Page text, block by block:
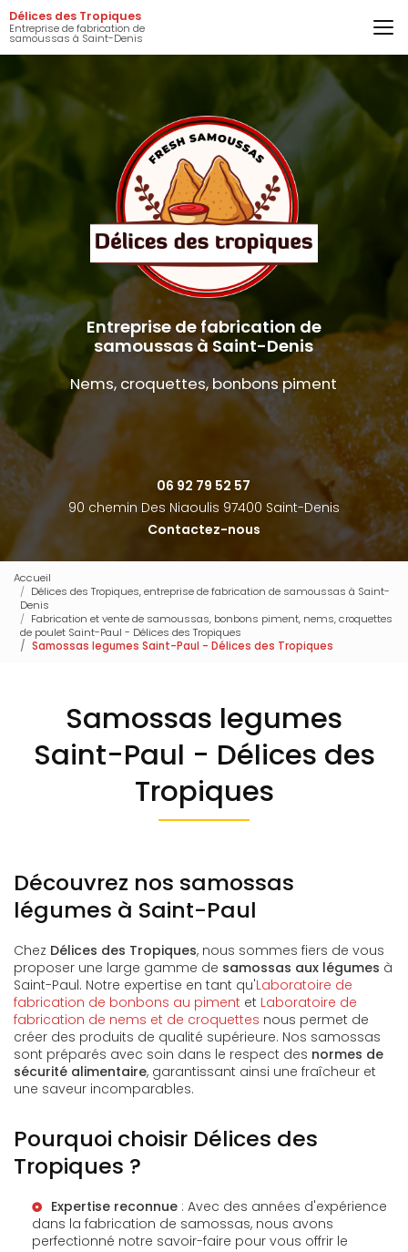
Aller
au
contenu
principal
Délices des Tropiques
Entreprise de fabrication de
samoussas à Saint-Denis
Entreprise de fabrication de
samoussas à Saint-Denis
Nems, croquettes, bonbons piment
06 92 79 52 57
90 chemin Des Niaoulis 97400 Saint-Denis
Contactez-nous
Accueil
Délices des Tropiques, entreprise de fabrication de samoussas à Saint-
Denis
Fabrication et vente de samoussas, bonbons piment, nems, croquettes
de poulet Saint-Paul - Délices des Tropiques
Samossas legumes Saint-Paul - Délices des Tropiques
Samossas legumes
Saint-Paul - Délices des
Tropiques
Découvrez nos samossas
légumes à Saint-Paul
Chez Délices des Tropiques, nous sommes fiers de vous
proposer une large gamme de samossas aux légumes à
Saint-Paul. Notre expertise en tant qu'Laboratoire de
fabrication de bonbons au piment et Laboratoire de
fabrication de nems et de croquettes nous permet de
créer des produits de qualité supérieure. Nos samossas
sont préparés avec soin dans le respect des normes de
sécurité alimentaire, garantissant ainsi une fraîcheur et
une saveur incomparables.
Pourquoi choisir Délices des
Tropiques ?
Expertise reconnue : Avec des années d'expérience
dans la fabrication de samossas, nous avons
perfectionné notre savoir-faire pour vous offrir le